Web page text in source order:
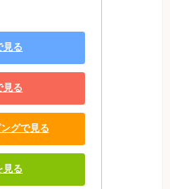
る
見る
グで見る
見る